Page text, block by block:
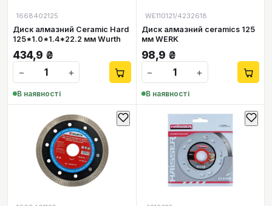
1668402125
Диск алмазний Ceramic Hard
125*1.0*1.4*22.2 мм Wurth
434,9 ₴
−
+
В наявності
WE110121/4232618
Диск алмазний ceramics 125
мм WERK
98,9 ₴
−
+
В наявності